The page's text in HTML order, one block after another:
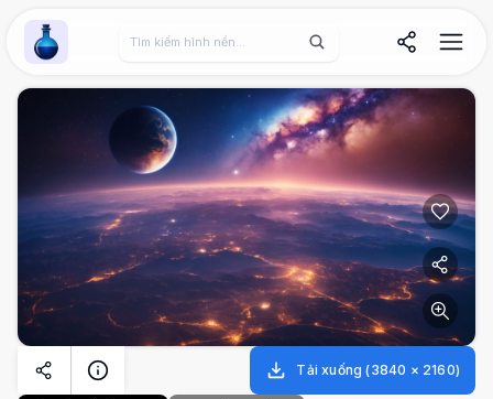
Wallpaper Alchemy
Tải xuống (3840 × 2160)